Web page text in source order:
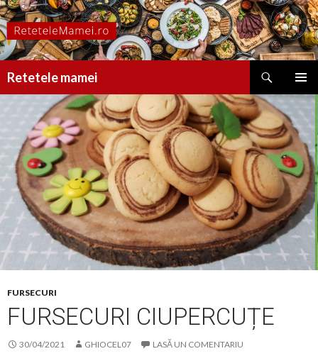
Retetele mamei
MENIU
CONȚINUT
FURSECURI
FURSECURI CIUPERCUȚE
30/04/2021 GHIOCEL07 LASĂ UN COMENTARIU